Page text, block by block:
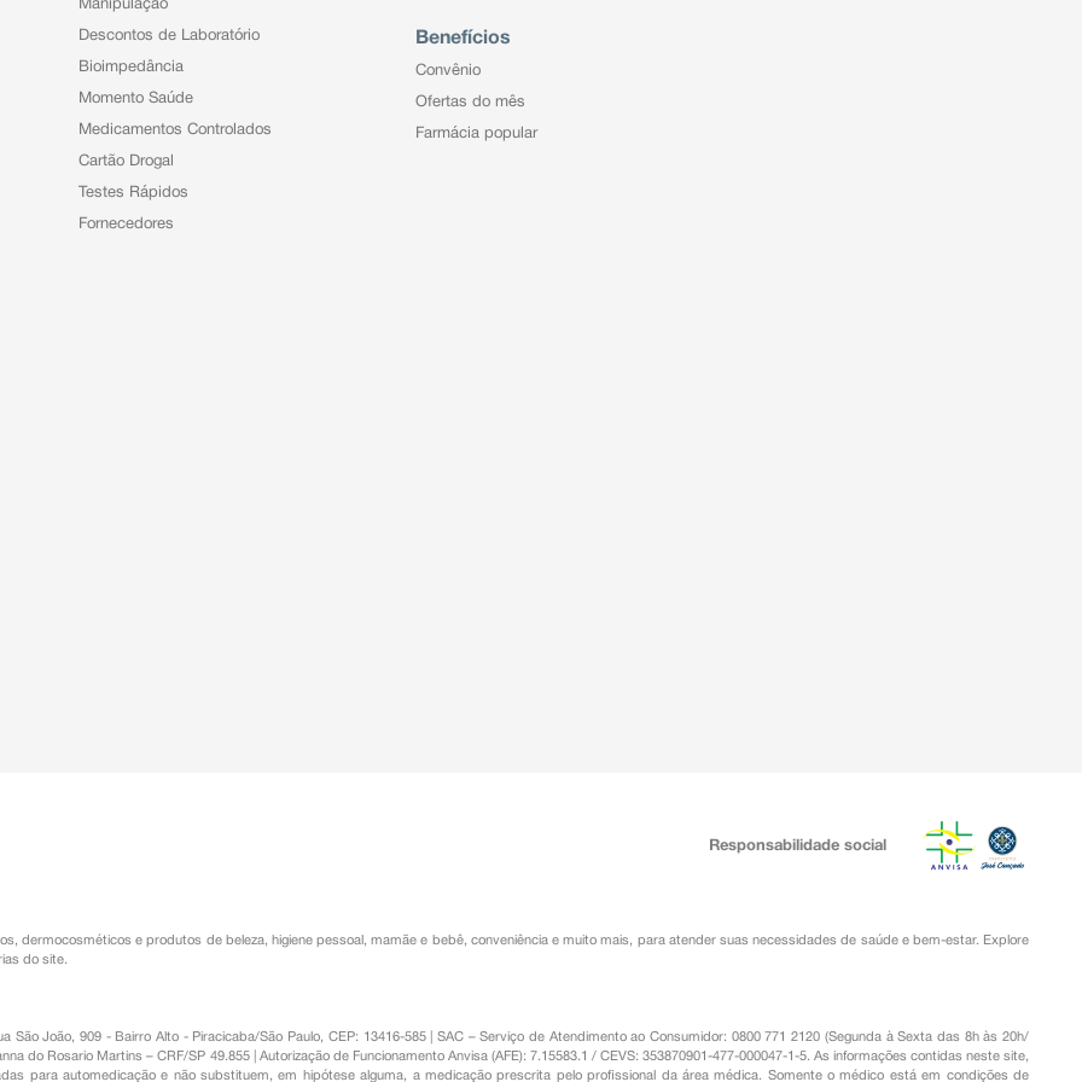
Manipulação
Descontos de Laboratório
Bioimpedância
Momento Saúde
Medicamentos Controlados
Cartão Drogal
Testes Rápidos
Fornecedores
Benefícios
Convênio
Ofertas do mês
Farmácia popular
Responsabilidade social
,dermocosméticos e produtos de beleza, higiene pessoal ,mamãe e bebê, conveniênciae muito mais, para atender suas necessidades de saúde e bem-estar. Explore
do site.
São João, 909 - Bairro Alto - Piracicaba/São Paulo, CEP: 13416-585 | SAC – Serviço de Atendimento ao Consumidor: 0800 771 2120 (Segunda à Sexta das 8h às 20h/
do Rosario Martins – CRF/SP 49.855 | Autorização de Funcionamento Anvisa (AFE): 7.15583.1 / CEVS: 353870901-477-000047-1-5. As informações contidas neste site,
para automedicação e não substituem, em hipótese alguma, a medicação prescrita pelo profissional da área médica. Somente o médico está em condições de